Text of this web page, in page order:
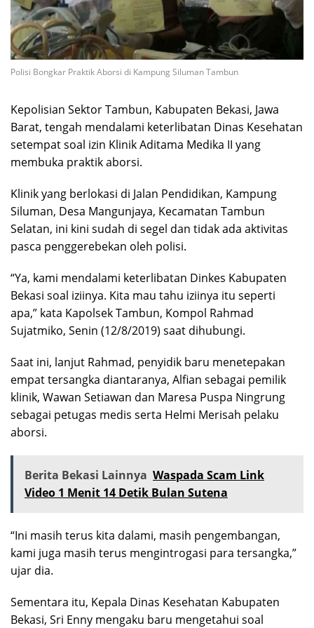
Polisi Bongkar Praktik Aborsi di Kampung Siluman Tambun
Kepolisian Sektor Tambun, Kabupaten Bekasi, Jawa
Barat, tengah mendalami keterlibatan Dinas Kesehatan
setempat soal izin Klinik Aditama Medika II yang
membuka praktik aborsi.
Klinik yang berlokasi di Jalan Pendidikan, Kampung
Siluman, Desa Mangunjaya, Kecamatan Tambun
Selatan, ini kini sudah di segel dan tidak ada aktivitas
pasca penggerebekan oleh polisi.
“Ya, kami mendalami keterlibatan Dinkes Kabupaten
Bekasi soal iziinya. Kita mau tahu iziinya itu seperti
apa,” kata Kapolsek Tambun, Kompol Rahmad
Sujatmiko, Senin (12/8/2019) saat dihubungi.
Saat ini, lanjut Rahmad, penyidik baru menetepakan
empat tersangka diantaranya, Alfian sebagai pemilik
klinik, Wawan Setiawan dan Maresa Puspa Ningrung
sebagai petugas medis serta Helmi Merisah pelaku
aborsi.
Berita Bekasi Lainnya Waspada Scam Link
Video 1 Menit 14 Detik Bulan Sutena
“Ini masih terus kita dalami, masih pengembangan,
kami juga masih terus mengintrogasi para tersangka,”
ujar dia.
Sementara itu, Kepala Dinas Kesehatan Kabupaten
Bekasi, Sri Enny mengaku baru mengetahui soal